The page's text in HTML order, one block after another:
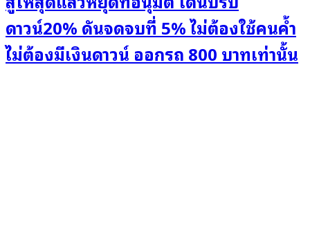
ดาวน์20% ดันจดจบที่ 5% ไม่ต้องใช้คนค้ำ
ไม่ต้องมีเงินดาวน์ ออกรถ 800 บาทเท่านั้น